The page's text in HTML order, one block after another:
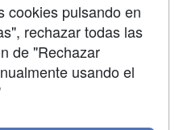
cookies pulsando en
rechazar todas las
de "Rechazar
usando el